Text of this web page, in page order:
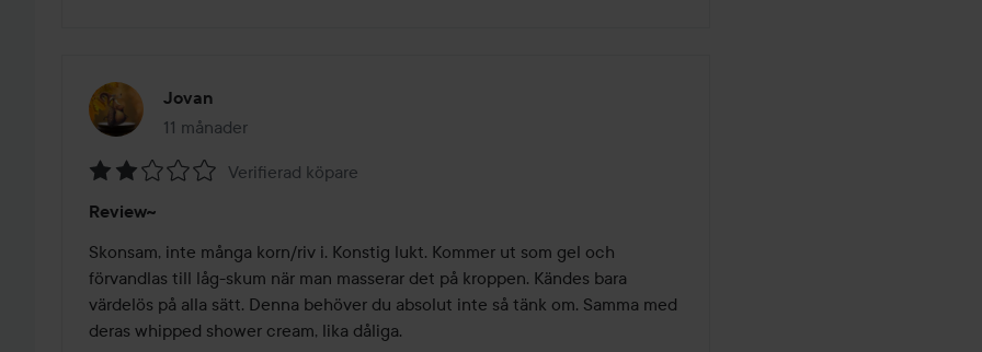
Jovan
11 månader
Inlägget skapades 11 månader
2
av
5
Verifierad köpare
Review~
Skonsam, inte många korn/riv i. Konstig lukt. Kommer ut som gel och
förvandlas till låg-skum när man masserar det på kroppen. Kändes bara
värdelös på alla sätt. Denna behöver du absolut inte så tänk om. Samma med
deras whipped shower cream, lika dåliga.